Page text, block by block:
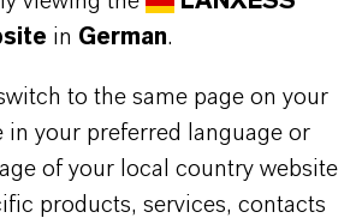
in German.
to the same page on your
in your preferred language or
of your local country website
products, services, contacts